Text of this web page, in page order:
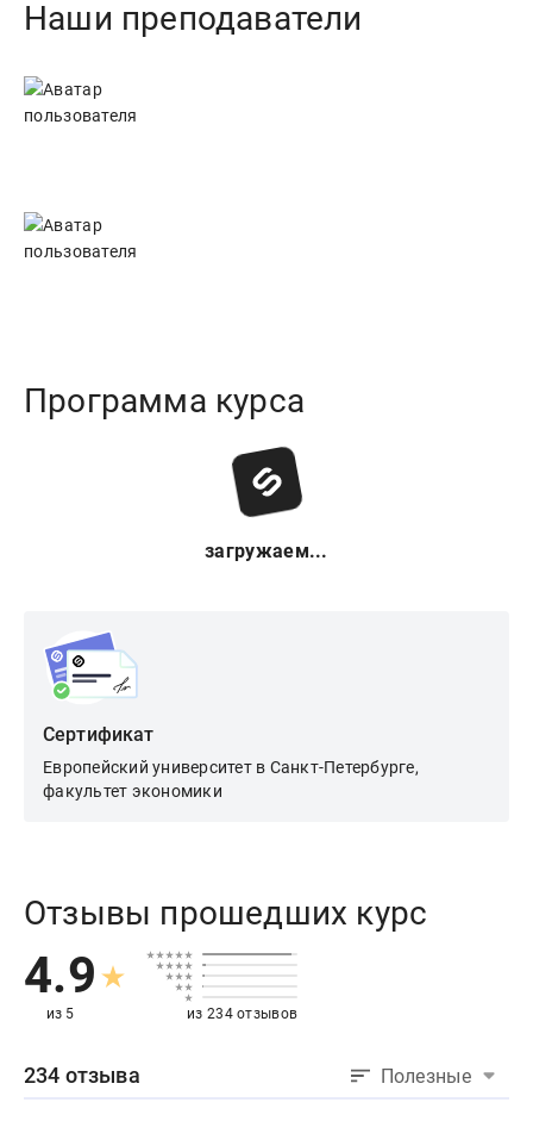
Наши преподаватели
Программа курса
загружаем...
Сертификат
Европейский университет в Санкт-Петербурге,
факультет экономики
Отзывы прошедших курс
4.9
из 5 из 234 отзывов
234 отзыва Полезные